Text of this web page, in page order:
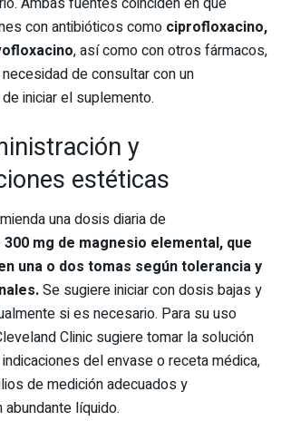
con antibióticos como ciprofloxacino,
, así como con otros fármacos,
de consultar con un
iniciar el suplemento.
y
estéticas
una dosis diaria de
300 mg de magnesio elemental, que
una o dos tomas según tolerancia y
Se sugiere iniciar con dosis bajas y
si es necesario. Para su uso
Clinic sugiere tomar la solución
del envase o receta médica,
de medición adecuados y
líquido.